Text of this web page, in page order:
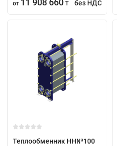
от 11 908 660 T без НДС
Теплообменник НН№100